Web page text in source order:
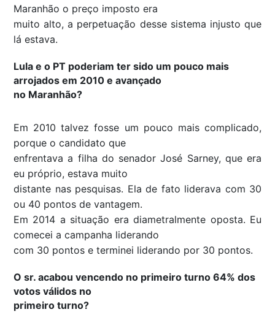
Maranhão o preço imposto era
muito alto, a perpetuação desse sistema injusto que
lá estava.
Lula e o PT poderiam ter sido um pouco mais
arrojados em 2010 e avançado
no Maranhão?
Em 2010 talvez fosse um pouco mais complicado,
porque o candidato que
enfrentava a filha do senador José Sarney, que era
eu próprio, estava muito
distante nas pesquisas. Ela de fato liderava com 30
ou 40 pontos de vantagem.
Em 2014 a situação era diametralmente oposta. Eu
comecei a campanha liderando
com 30 pontos e terminei liderando por 30 pontos.
O sr. acabou vencendo no primeiro turno 64% dos
votos válidos no
primeiro turno?